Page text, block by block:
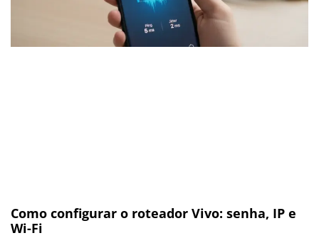
Como configurar o roteador Vivo: senha, IP e
Wi-Fi